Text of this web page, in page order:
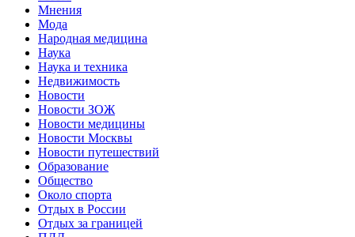
Мнения
Мода
Народная медицина
Наука
Наука и техника
Недвижимость
Новости
Новости ЗОЖ
Новости медицины
Новости Москвы
Новости путешествий
Образование
Общество
Около спорта
Отдых в России
Отдых за границей